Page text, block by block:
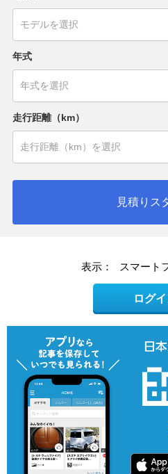
年式
走行距離（km）
見積りス
表示： スマート
ログ